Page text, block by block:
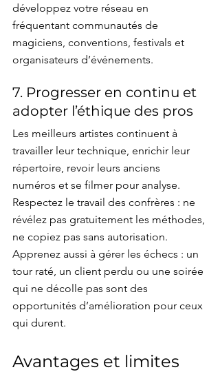
développez votre réseau en
fréquentant communautés de
magiciens, conventions, festivals et
organisateurs d’événements.
7. Progresser en continu et
adopter l’éthique des pros
Les meilleurs artistes continuent à
travailler leur technique, enrichir leur
répertoire, revoir leurs anciens
numéros et se filmer pour analyse.
Respectez le travail des confrères : ne
révélez pas gratuitement les méthodes,
ne copiez pas sans autorisation.
Apprenez aussi à gérer les échecs : un
tour raté, un client perdu ou une soirée
qui ne décolle pas sont des
opportunités d’amélioration pour ceux
qui durent.
Avantages et limites